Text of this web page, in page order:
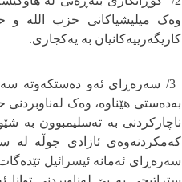
وەک میلیشیاکانی حزب اللە و
کاریگەرییەکانیان بە یەکجاری.
بەدەستی هێناوە، وەک لەناوبردنی
ناچارکردنی بە تەسلیمبوون بە
کەمکردنەوەی ئازادی جوڵە لە
سەرەڕای ئەمانە ئیسرائیل